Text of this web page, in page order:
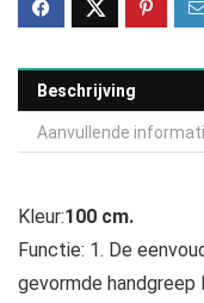
Beschrijving
Aanvullende
Kleur:100 cm.
Functie: 1. De
gevormde